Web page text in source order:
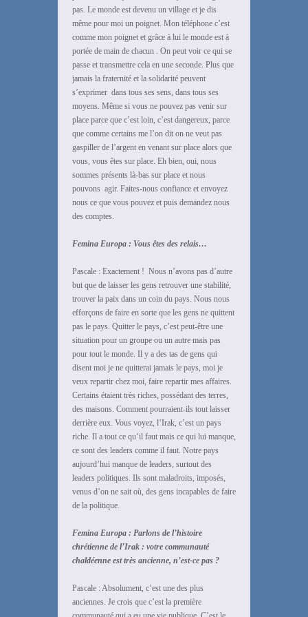
pas. Le monde est devenu un village et je dis
même pour moi un poignet. Mon téléphone c’est
comme mon poignet et grâce à lui le monde est à
portée de main de chacun . On peut voir ce qui se
passe et transmettre cela en une seconde. Plus que
jamais la fraternité et la solidarité peuvent
s’exprimer dans tous ses sens, dans tous ses
moyens. Même si vous ne pouvez pas venir sur
place parce que c’est loin, c’est dangereux, parce
que comme certains me l’on dit on ne veut pas
gaspiller de l’argent en venant sur place alors que
vous, vous êtes sur place. Eh bien, oui, nous
sommes présents là-bas sur place et nous
pouvons agir. Faites-nous confiance et envoyez
nous ce que vous pouvez et puis demandez nous
des comptes.
Femina Europa : Vous êtes des relais…
Pascale : Exactement ! Nous n’avons pas d’autre
but que de laisser les gens retrouver une stabilité,
trouver la paix dans un coin du pays. Nous nous
efforçons de faire en sorte que les gens ne quittent
pas le pays. Quitter le pays, c’est peut-être une
situation pour un groupe ou un autre mais pas
pour tout le monde. Il y a des tas de gens qui
disent moi je ne quitterai jamais le pays, moi je
veux repartir chez moi, faire repartir mes affaires.
Certains étaient très riches, possédant des terres,
des maisons. Comment pourraient-ils tout laisser
derrière eux. Vous voyez, l’Irak, c’est un pays
riche. Il a tout ce qu’il faut mais ce qui lui manque,
ce sont des leaders comme il faut. Notre pays
aujourd’hui manque de leaders, surtout des
leaders politiques. Ils sont maladroits, imposés,
venus d’on ne sait où, des gens incapables de faire
de la politique.
Femina Europa : Parlons de l’histoire
chrétienne de l’Irak : votre communauté
chaldéenne est très ancienne, n’est-ce pas ?
Pascale : Absolument, c’est une des plus
anciennes. Je crois que c’est la première